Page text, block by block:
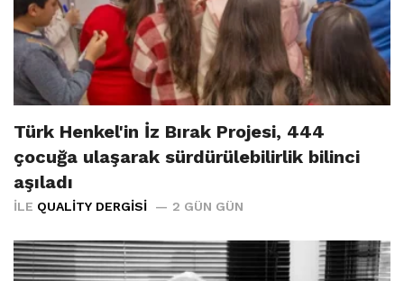
Türk Henkel'in İz Bırak Projesi, 444
çocuğa ulaşarak sürdürülebilirlik bilinci
aşıladı
İLE QUALITY DERGISI 2 GÜN GÜN